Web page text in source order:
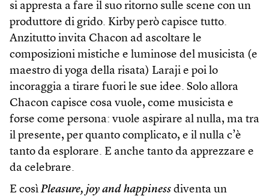
si appresta a fare il suo ritorno sulle scene con un
produttore di grido. Kirby però capisce tutto.
Anzitutto invita Chacon ad ascoltare le
composizioni mistiche e luminose del musicista (e
maestro di yoga della risata) Laraji e poi lo
incoraggia a tirare fuori le sue idee. Solo allora
Chacon capisce cosa vuole, come musicista e
forse come persona: vuole aspirare al nulla, ma tra
il presente, per quanto complicato, e il nulla c’è
tanto da esplorare. E anche tanto da apprezzare e
da celebrare.
E così Pleasure, joy and happiness diventa un